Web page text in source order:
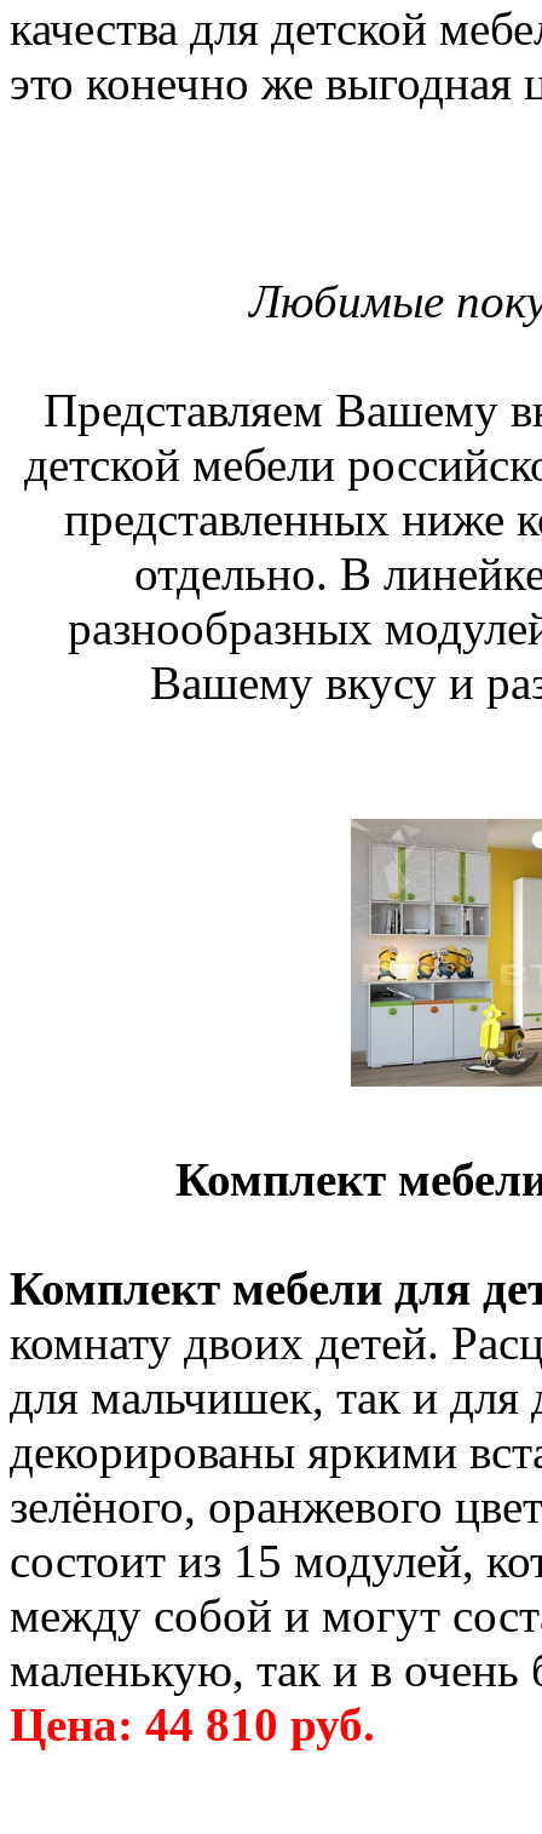
качества для детской
это конечно же выгодная
Любимые
Представляем Вашему
детской мебели
представленных ниже
отдельно. В
разнообразных
Вашему вкусу и
Комплект
Комплект мебели для
комнату двоих детей.
для мальчишек, так и
декорированы яркими
зелёного, оранжевого
состоит из 15 модулей,
между собой и могут
маленькую, так и в
Цена: 44 810 руб.